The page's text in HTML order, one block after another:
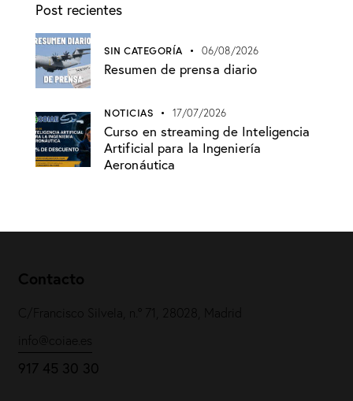
Post recientes
SIN CATEGORÍA 06/08/2026
Resumen de prensa diario
NOTICIAS 17/07/2026
Curso en streaming de Inteligencia
Artificial para la Ingeniería
Aeronáutica
Contacto
C/Francisco Silvela, n.º 71, 28028, Madrid
917 45 30 30